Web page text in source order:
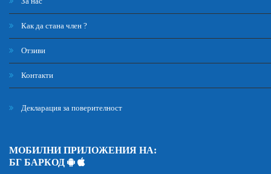
Как да стана член ?
Отзиви
Контакти
Декларация за поверителност
МОБИЛНИ ПРИЛОЖЕНИЯ НА:
БГ БАРКОД